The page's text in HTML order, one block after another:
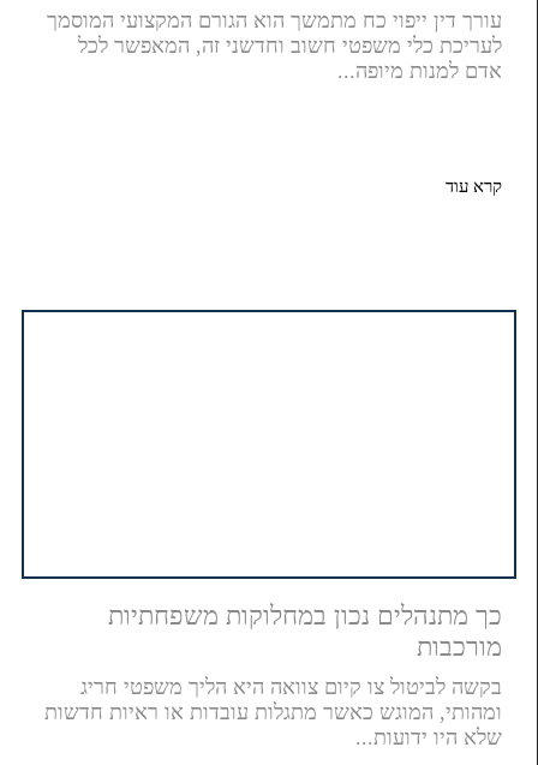
עורך דין ייפוי כח מתמשך הוא הגורם המקצועי המוסמך
לעריכת כלי משפטי חשוב וחדשני זה, המאפשר לכל
אדם למנות מיופה...
קרא עוד
כך מתנהלים נכון במחלוקות משפחתיות
מורכבות
בקשה לביטול צו קיום צוואה היא הליך משפטי חריג
ומהותי, המוגש כאשר מתגלות עובדות או ראיות חדשות
שלא היו ידועות...